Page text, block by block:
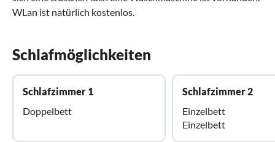
WLan ist natürlich kostenlos.
Schlafmöglichkeiten
Schlafzimmer 1
Doppelbett
Schlafzimmer 2
Einzelbett
Einzelbett